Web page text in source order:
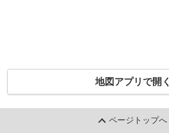
地図アプリで開く
ページトップへ